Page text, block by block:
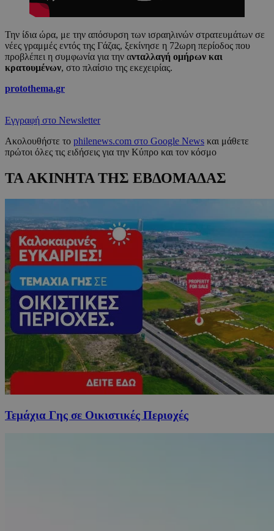
Την ίδια ώρα, με την απόσυρση των ισραηλινών στρατευμάτων σε
νέες γραμμές εντός της Γάζας, ξεκίνησε η 72ωρη περίοδος που
προβλέπει η συμφωνία για την ανταλλαγή ομήρων και
κρατουμένων, στο πλαίσιο της εκεχειρίας.
protothema.gr
Εγγραφή στο Newsletter
Ακολουθήστε το philenews.com στο Google News και μάθετε
πρώτοι όλες τις ειδήσεις για την Κύπρο και τον κόσμο
ΤΑ ΑΚΙΝΗΤΑ ΤΗΣ ΕΒΔΟΜΑΔΑΣ
Τεμάχια Γης σε Οικιστικές Περιοχές